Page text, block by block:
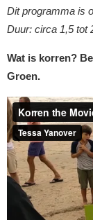
Dit programma is
Duur: circa 1,5 tot
Wat is korren?
Groen.